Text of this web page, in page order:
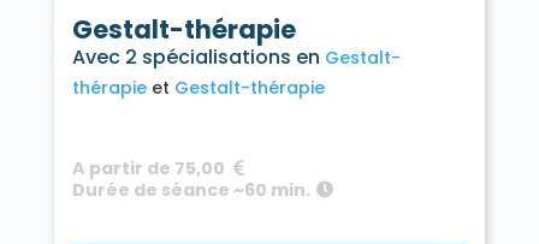
Gestalt-thérapie
Avec 2 spécialisations en Gestalt-
thérapie
Gestalt-thérapie
A partir de 75,00
Durée de séance ~60 min.